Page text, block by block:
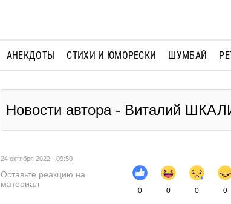
АНЕКДОТЫ СТИХИ И ЮМОРЕСКИ ШУМБАЙ
Новости автора - Виталий
24 октября 2022 - 09:50
Оставьте реакцию на
материал
0 0 0 0